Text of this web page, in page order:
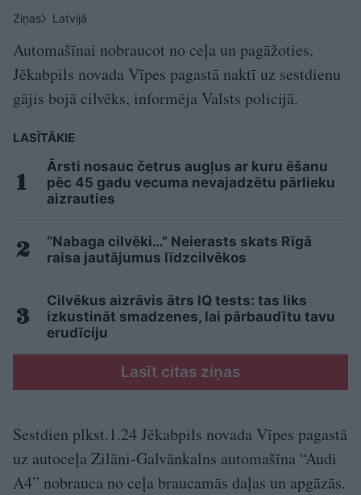
Ziņas
Latvijā
Automašīnai nobraucot no ceļa un pagāžoties,
Jēkabpils novada Vīpes pagastā naktī uz sestdienu
gājis bojā cilvēks, informēja Valsts policijā.
LASĪTĀKIE
Ārsti nosauc četrus augļus ar kuru ēšanu
pēc 45 gadu vecuma nevajadzētu pārlieku
aizrauties
“Nabaga cilvēki…” Neierasts skats Rīgā
raisa jautājumus līdzcilvēkos
Cilvēkus aizrāvis ātrs IQ tests: tas liks
izkustināt smadzenes, lai pārbaudītu tavu
erudīciju
Lasīt citas ziņas
Sestdien plkst.1.24 Jēkabpils novada Vīpes pagastā
uz autoceļa Zilāni-Galvānkalns automašīna “Audi
A4” nobrauca no ceļa braucamās daļas un apgāzās.